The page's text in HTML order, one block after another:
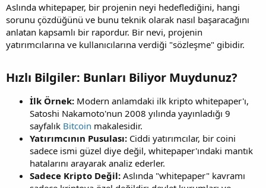
a
n
i
h
i
Aslında whitepaper, bir projenin neyi hedeflediğini, hangi
sorunu çözdüğünü ve bunu teknik olarak nasıl başaracağını
anlatan kapsamlı bir rapordur. Bir nevi, projenin
yatırımcılarına ve kullanıcılarına verdiği "sözleşme" gibidir.
Hızlı Bilgiler: Bunları Biliyor Muydunuz?​
İlk Örnek: Modern anlamdaki ilk kripto whitepaper'ı,
Satoshi Nakamoto'nun 2008 yılında yayınladığı 9
sayfalık Bitcoin makalesidir.
Yatırımcının Pusulası: Ciddi yatırımcılar, bir coini
sadece ismi güzel diye değil, whitepaper'ındaki mantık
hatalarını arayarak analiz ederler.
Sadece Kripto Değil: Aslında "whitepaper" kavramı